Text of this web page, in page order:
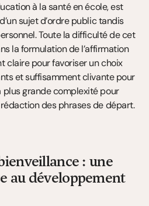
à la santé en école, est
sujet d’ordre public tandis
Toute la difficulté de cet
la formulation de l’affirmation
claire pour favoriser un choix
et suffisamment clivante pour
plus grande complexité pour
des phrases de départ.
: une
au développement